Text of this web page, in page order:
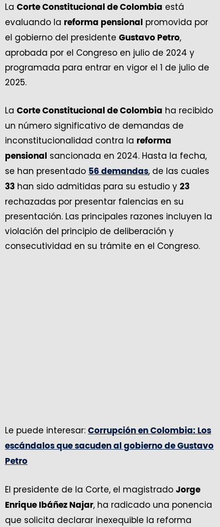
La Corte Constitucional de Colombia está
evaluando la reforma pensional
promovida por
el gobierno del presidente Gustavo Petro,
aprobada por el Congreso en julio de 2024 y
programada para entrar en vigor el 1 de julio de
2025.
La Corte Constitucional de Colombia ha recibido
un número significativo de demandas de
inconstitucionalidad contra la reforma
pensional
sancionada en 2024. Hasta la fecha,
se han presentado 56 demandas, de las cuales
33 han sido admitidas para su estudio y 23
rechazadas por presentar falencias en su
presentación. Las principales razones incluyen la
violación del principio de deliberación y
consecutividad en su trámite en el Congreso.
Le puede interesar: Corrupción en Colombia: Los
escándalos que sacuden al gobierno de Gustavo
Petro
El presidente de la Corte, el magistrado Jorge
Enrique Ibáñez Najar, ha radicado una ponencia
que solicita declarar inexequible la reforma